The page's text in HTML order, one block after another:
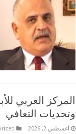
المركز العربي
وتحديات التعافي
أغسطس 2, 2026